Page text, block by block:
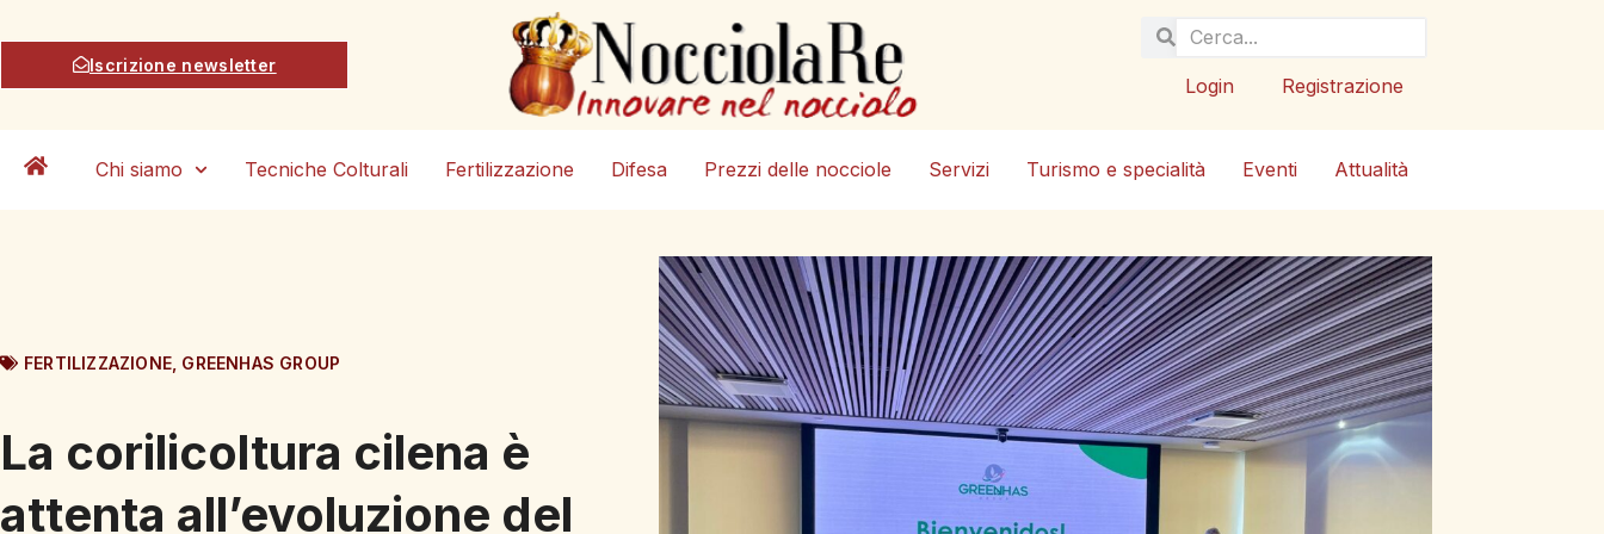
Iscrizione newsletter
Login Registrazione
Chi siamo Tecniche Colturali Fertilizzazione Difesa Prezzi delle nocciole Servizi Turismo e specialità Eventi Attualità
FERTILIZZAZIONE GREENHAS GROUP
La corilicoltura cilena è
attenta all’evoluzione del